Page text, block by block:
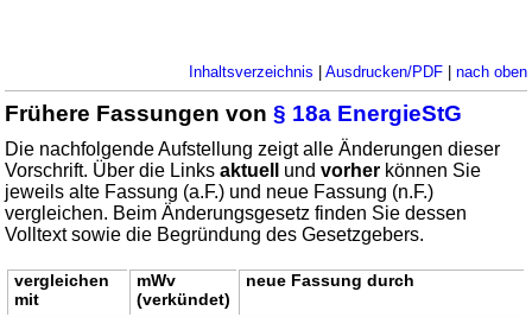
Inhaltsverzeichnis Ausdrucken/PDF| nach oben
Frühere Fassungen von§ 18a EnergieStG
Die nachfolgende Aufstellung zeigt alle Änderungen dieser
Vorschrift. Über die Linksaktuell undvorher können Sie
jeweils alte Fassung (a.F.) und neue Fassung (n.F.)
vergleichen. Beim Änderungsgesetz finden Sie dessen
Volltext sowie die Begründung des Gesetzgebers.
vergleichen
mit
mWv
(verkündet)
neue Fassung durch